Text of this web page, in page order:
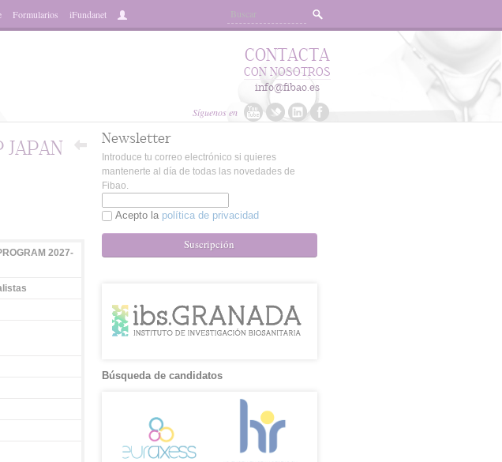
Formularios iFundanet
Síguenos en
CONTACTA
CON NOSOTROS
info@fibao.es
JAPAN
2027-
Newsletter
Introduce tu correo electrónico si quieres
mantenerte al día de todas las novedades de
Fibao.
Acepto la política de privacidad
Suscripción
Búsqueda de candidatos